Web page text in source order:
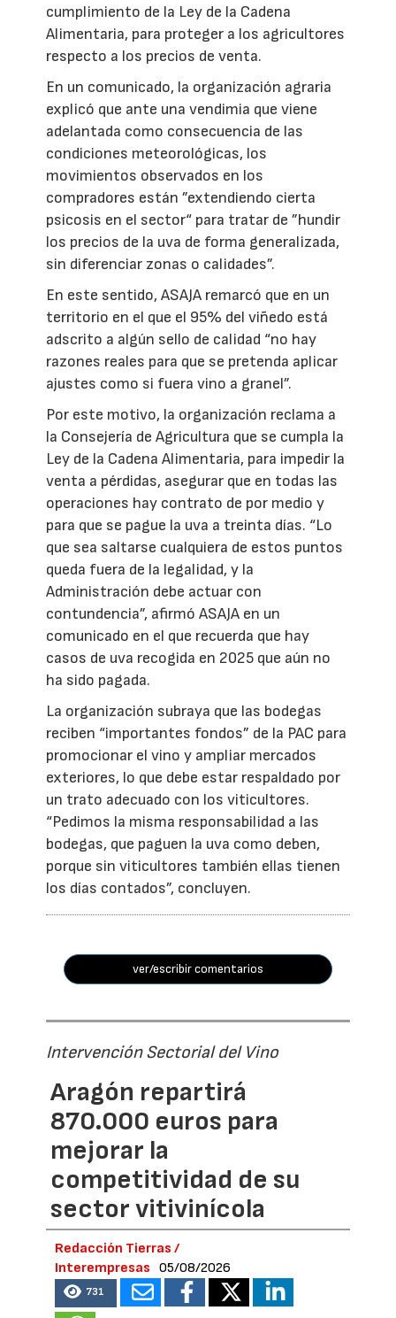
cumplimiento de la Ley de la Cadena
Alimentaria, para proteger a los agricultores
respecto a los precios de venta.
En un comunicado, la organización agraria
explicó que ante una vendimia que viene
adelantada como consecuencia de las
condiciones meteorológicas, los
movimientos observados en los
compradores están ”extendiendo cierta
psicosis en el sector“ para tratar de ”hundir
los precios de la uva de forma generalizada,
sin diferenciar zonas o calidades”.
En este sentido, ASAJA remarcó que en un
territorio en el que el 95% del viñedo está
adscrito a algún sello de calidad “no hay
razones reales para que se pretenda aplicar
ajustes como si fuera vino a granel”.
Por este motivo, la organización reclama a
la Consejería de Agricultura que se cumpla la
Ley de la Cadena Alimentaria, para impedir la
venta a pérdidas, asegurar que en todas las
operaciones hay contrato de por medio y
para que se pague la uva a treinta días. “Lo
que sea saltarse cualquiera de estos puntos
queda fuera de la legalidad, y la
Administración debe actuar con
contundencia”, afirmó ASAJA en un
comunicado en el que recuerda que hay
casos de uva recogida en 2025 que aún no
ha sido pagada.
La organización subraya que las bodegas
reciben “importantes fondos” de la PAC para
promocionar el vino y ampliar mercados
exteriores, lo que debe estar respaldado por
un trato adecuado con los viticultores.
“Pedimos la misma responsabilidad a las
bodegas, que paguen la uva como deben,
porque sin viticultores también ellas tienen
los días contados”, concluyen.
ver/escribir comentarios
Intervención Sectorial del Vino
Aragón repartirá
870.000 euros para
mejorar la
competitividad de su
sector vitivinícola
Redacción Tierras /
Interempresas
05/08/2026
731